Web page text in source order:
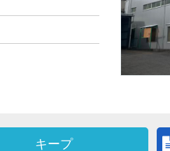
キープ